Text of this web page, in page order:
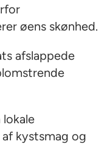
øens skønhed.
afslappede
kystsmag og